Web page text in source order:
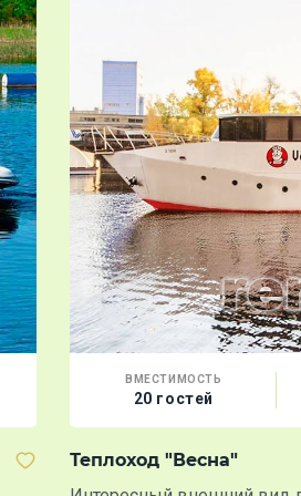
ВМЕСТИМОСТЬ
20 гостей
Теплоход "Весна"